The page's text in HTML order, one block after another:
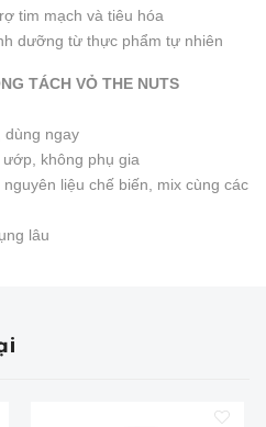
tim mạch và tiêu hóa
dưỡng từ thực phẩm tự nhiên
TÁCH VỎ THE NUTS
dùng ngay
không phụ gia
liệu chế biến, mix cùng các
lâu